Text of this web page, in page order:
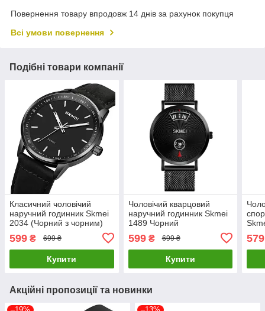
Повернення товару впродовж 14 днів за рахунок покупця
Всі умови повернення
Подібні товари компанії
Класичний чоловічий
наручний годинник Skmei
2034 (Чорний з чорним)
599 ₴ 699 ₴
Купити
Чоловічий кварцовий
наручний годинник Skmei
1489 Чорний
599₴ 699 ₴
Купити
579
Акційні пропозиції та новинки